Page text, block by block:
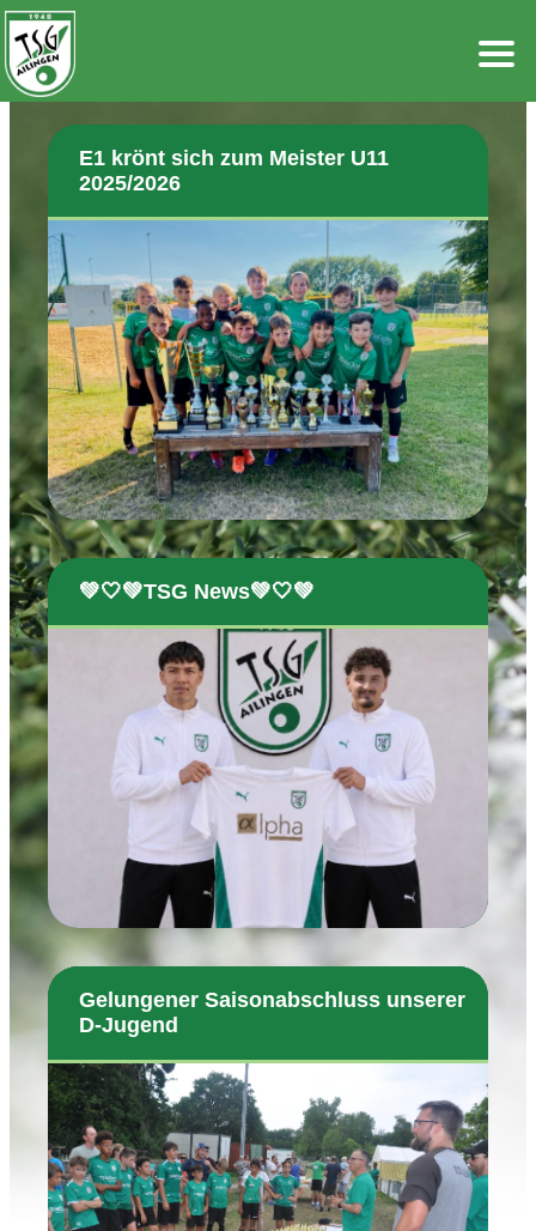
Zum
Inhalt
springen
E1 krönt sich zum Meister U11
2025/2026
💚🤍💚TSG News💚🤍💚
Gelungener Saisonabschluss unserer
D-Jugend